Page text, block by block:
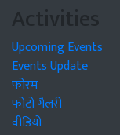
Activities
Upcoming Events
Events Update
फोरम
फोटो गैलरी
वीडियो